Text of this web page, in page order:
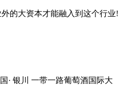
的大资本才能融入到这个行业!
· 银川 一带一路葡萄酒国际大